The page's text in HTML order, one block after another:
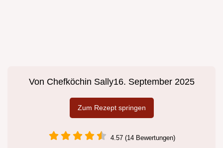
Von Chefköchin Sally16. September 2025
Zum Rezept springen
4.57 (14 Bewertungen)